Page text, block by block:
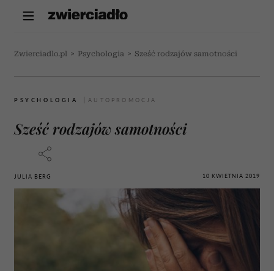
Zwierciadlo.pl > Psychologia > Sześć rodzajów samotności
PSYCHOLOGIA
Sześć rodzajów samotności
JULIA BERG 10 KWIETNIA 2019